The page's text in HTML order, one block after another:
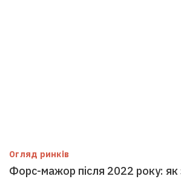
Огляд ринків
Форс-мажор після 2022 року: як